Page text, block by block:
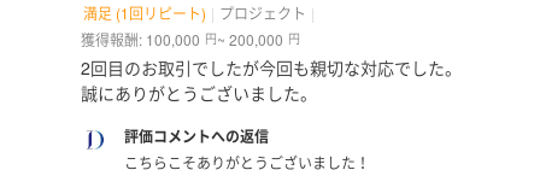
満足 (1回リピート)
プロジェクト
獲得報酬: 100,000 円~ 200,000 円
2回目のお取引でしたが今回も親切な対応でした。
誠にありがとうございました。
評価コメントへの返信
こちらこそありがとうございました！